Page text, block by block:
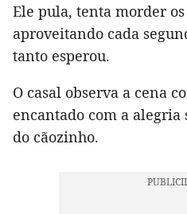
Ele pula, tenta morder os
aproveitando cada
tanto esperou.
O casal observa a cena
encantado com a
do cãozinho.